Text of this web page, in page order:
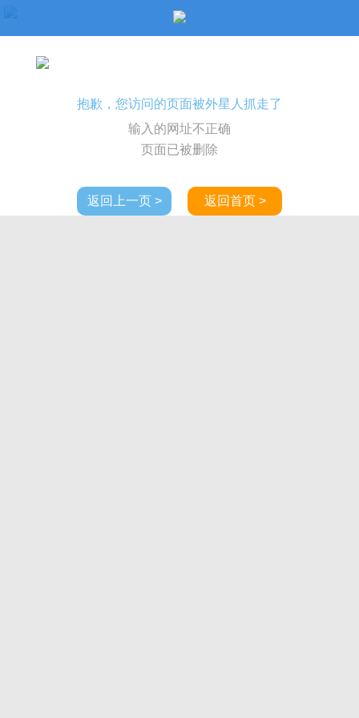
抱歉，您访问的页面被外星人抓走了
输入的网址不正确
页面已被删除
返回上一页 > 返回首页 >